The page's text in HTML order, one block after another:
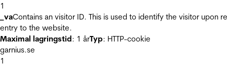
1
_vaContains an visitor ID. This is used to identify the visitor upon
entry to the website.
Maximal lagringstid: 1 årTyp: HTTP-cookie
garnius.se
1